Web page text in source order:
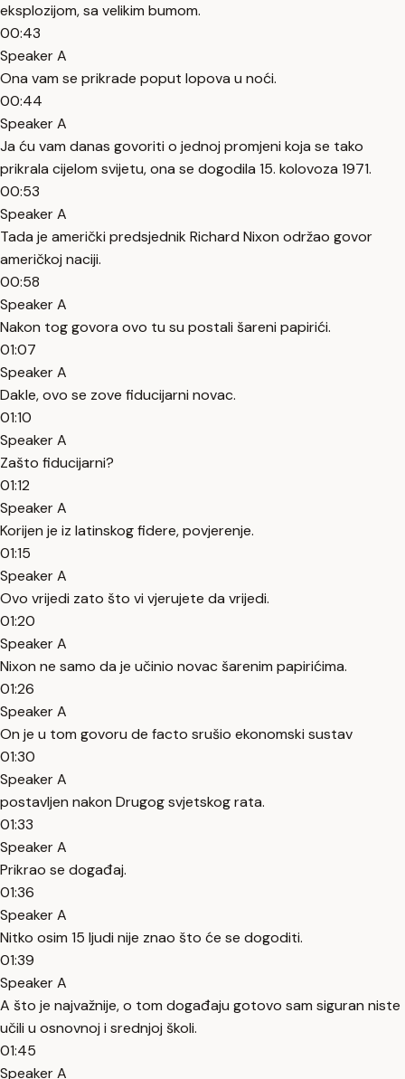
eksplozijom, sa velikim bumom.
00:43
Speaker A
Ona vam se prikrade poput lopova u noći.
00:44
Speaker A
Ja ću vam danas govoriti o jednoj promjeni koja se tako
prikrala cijelom svijetu, ona se dogodila 15. kolovoza 1971.
00:53
Speaker A
Tada je američki predsjednik Richard Nixon održao govor
američkoj naciji.
00:58
Speaker A
Nakon tog govora ovo tu su postali šareni papirići.
01:07
Speaker A
Dakle, ovo se zove fiducijarni novac.
01:10
Speaker A
Zašto fiducijarni?
01:12
Speaker A
Korijen je iz latinskog fidere, povjerenje.
01:15
Speaker A
Ovo vrijedi zato što vi vjerujete da vrijedi.
01:20
Speaker A
Nixon ne samo da je učinio novac šarenim papirićima.
01:26
Speaker A
On je u tom govoru de facto srušio ekonomski sustav
01:30
Speaker A
postavljen nakon Drugog svjetskog rata.
01:33
Speaker A
Prikrao se događaj.
01:36
Speaker A
Nitko osim 15 ljudi nije znao što će se dogoditi.
01:39
Speaker A
A što je najvažnije, o tom događaju gotovo sam siguran niste
učili u osnovnoj i srednjoj školi.
01:45
Speaker A